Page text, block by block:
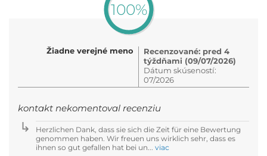
100%
Žiadne verejné meno
Recenzované: pred 4
týždňami (09/07/2026)
Dátum skúseností:
07/2026
kontakt nekomentoval recenziu
Herzlichen Dank, dass sie sich die Zeit für eine Bewertung
genommen haben. Wir freuen uns wirklich sehr, dass es
ihnen so gut gefallen hat bei un... viac